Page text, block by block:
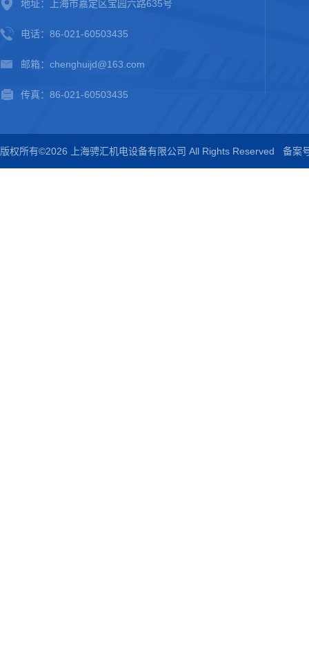
地址：上海市嘉定区宝园六路635号
电话：86-021-60503435
邮箱：chenghuijd@163.com
传真：86-021-60503435
版权所有©2026 上海骋汇机电设备有限公司 All Rights Reserved 备案